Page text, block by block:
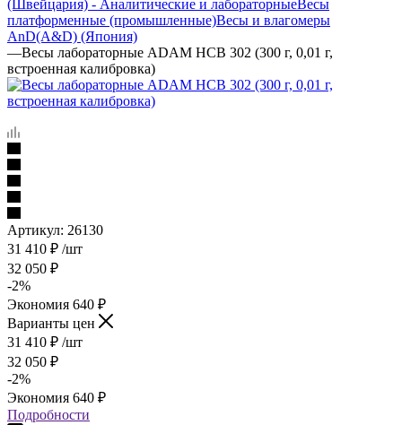
(Швейцария) - Аналитические и лабораторныеВесы
платформенные (промышленные)Весы и влагомеры
AnD(A&D) (Япония)
—Весы лабораторные ADAM HCB 302 (300 г, 0,01 г,
встроенная калибровка)
Артикул: 26130
31 410 ₽ /шт
32 050 ₽
-2%
Экономия 640 ₽
Варианты цен
31 410 ₽ /шт
32 050 ₽
-2%
Экономия 640 ₽
Подробности